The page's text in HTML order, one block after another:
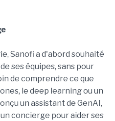
Sanofi a d'abord souhaité
ses équipes, sans pour
de comprendre ce que
le deep learning ou un
un assistant de GenAI,
concierge pour aider ses